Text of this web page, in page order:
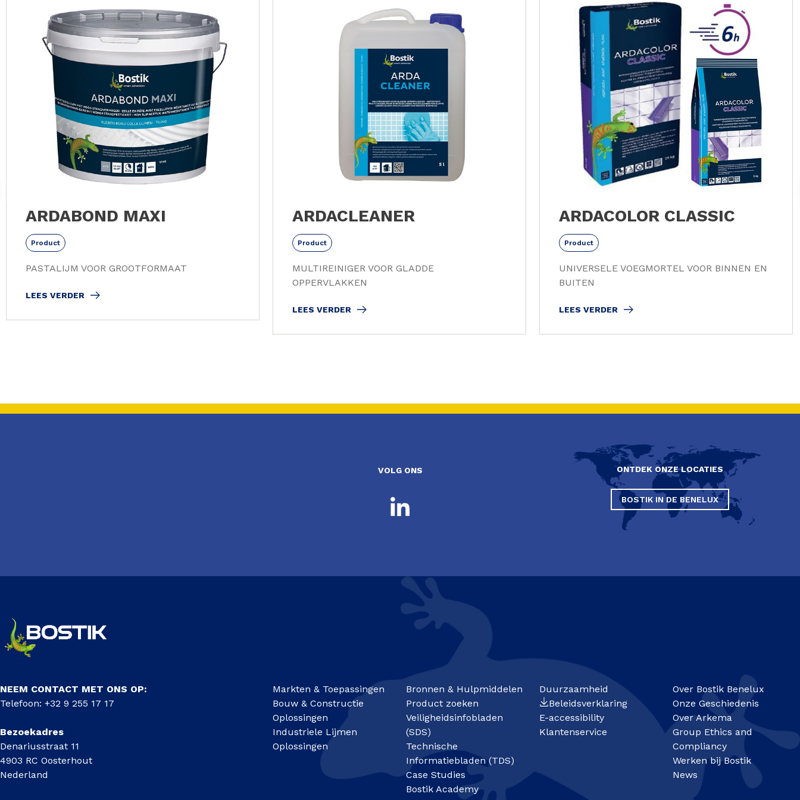
ARDABOND MAXI
Product
PASTALIJM VOOR GROOTFORMAAT
LEES VERDER
ARDACLEANER
Product
MULTIREINIGER VOOR GLADDE
OPPERVLAKKEN
LEES VERDER
ARDACOLOR CLASSIC
Product
UNIVERSELE VOEGMORTEL VOOR BINNEN EN
BUITEN
LEES VERDER
VOLG ONS ONTDEK ONZE LOCATIES
BOSTIK IN DE BENELUX
NEEM CONTACT MET ONS OP:
Telefoon: +32 9 255 17 17
Bezoekadres
Denariusstraat 11
4903 RC Oosterhout
Nederland
Markten & Toepassingen
Bouw & Constructie
Oplossingen
Industriele Lijmen
Oplossingen
Bronnen & Hulpmiddelen
Product zoeken
Veiligheidsinfobladen
(SDS)
Technische
Informatiebladen (TDS)
Case Studies
Bostik Academy
Duurzaamheid
Beleidsverklaring
E-accessibility
Klantenservice
Over Bostik Benelux
Onze Geschiedenis
Over Arkema
Group Ethics and
Compliancy
Werken bij Bostik
News